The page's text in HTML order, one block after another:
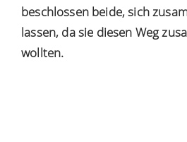
beschlossen beide, sich
lassen, da sie diesen Weg
wollten.